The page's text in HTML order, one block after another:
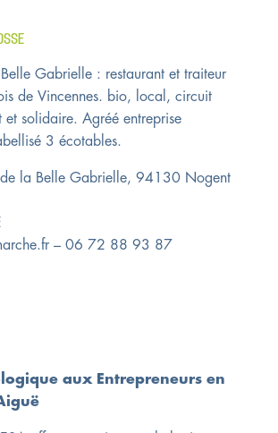
Gabrielle : restaurant et traiteur
de Vincennes. bio, local, circuit
solidaire. Agréé entreprise
3 écotables.
la Belle Gabrielle, 94130 Nogent
– 06 72 88 93 87
aux Entrepreneurs en